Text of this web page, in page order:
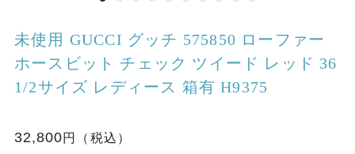
未使用 GUCCI グッチ 575850 ローファー
ホースビット チェック ツイード レッド 36
1/2サイズ レディース 箱有 H9375
32,800